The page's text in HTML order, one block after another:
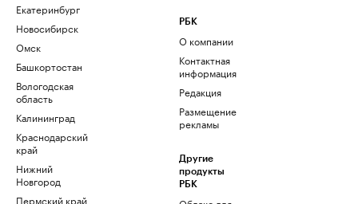
Екатеринбург
Новосибирск
Омск
Башкортостан
Вологодская
область
Калининград
Краснодарский
край
Нижний
Новгород
Пермский край
РБК
О компании
Контактная
информация
Редакция
Размещение
рекламы
Другие
продукты
РБК